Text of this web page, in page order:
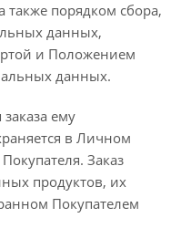
порядком сбора,
данных,
и Положением
данных.
ему
в Личном
Заказ
продуктов, их
Покупателем